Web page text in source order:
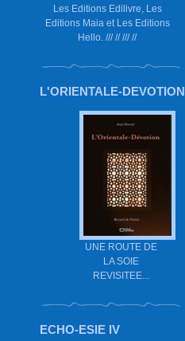
Les Editions Edilivre, Les
Editions Maia et Les Editions
Hello. /// // /// //
L'ORIENTALE-DEVOTION
UNE ROUTE DE
LA SOIE
REVISITEE...
ECHO-ESIE IV